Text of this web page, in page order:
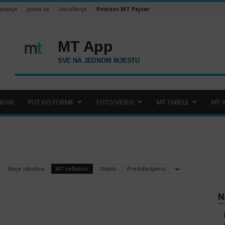
Javite se Udruženje Postani MT Pejser
PUT DO FORME FOTO/VIDEO MT TABELE MT
Moje iskustvo MT reflektor Ostalo Predstavljamo